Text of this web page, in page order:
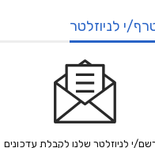
י לניוזלטר
י לניוזלטר שלנו לקבלת עדכונים